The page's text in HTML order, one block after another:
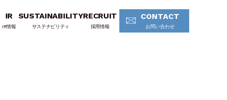
IR
IR情報
SUSTAINABILITY
サステナビリティ
RECRUIT
採用情報
CONTACT
お問い合わせ